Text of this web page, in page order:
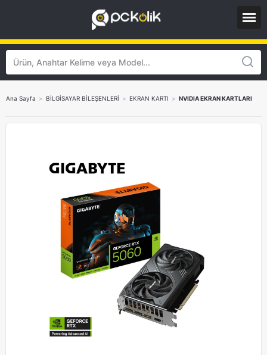
Ana Sayfa > BİLGİSAYAR BİLEŞENLERİ > EKRAN KARTI > NVIDIA EKRAN KARTLARI